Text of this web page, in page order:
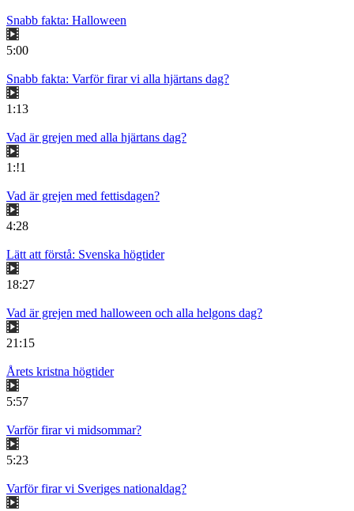
Snabb fakta: Halloween
5:00
Snabb fakta: Varför firar vi alla hjärtans dag?
1:13
Vad är grejen med alla hjärtans dag?
1:!1
Vad är grejen med fettisdagen?
4:28
Lätt att förstå: Svenska högtider
18:27
Vad är grejen med halloween och alla helgons dag?
21:15
Årets kristna högtider
5:57
Varför firar vi midsommar?
5:23
Varför firar vi Sveriges nationaldag?